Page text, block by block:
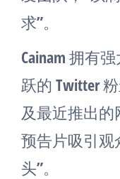
求”。
Cainam 拥有
跃的 Twitter
及最近推出的
预告片吸引观
头”。